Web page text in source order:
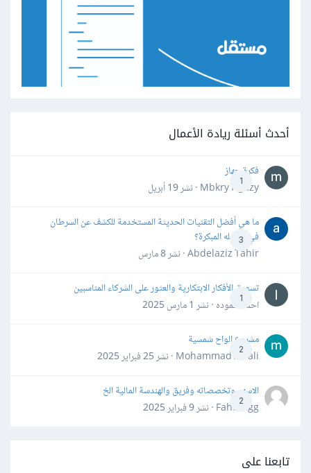
أحدث أسئلة ريادة الأعمال
1
فكرة جهاز
Mbkry Hgazy · نشر
19 أبريل
3
ما هي أفضل التقنيات الحديثة المستخدمة للكشف عن السرطان
في مراحله المبكرة؟
Abdelaziz Tahir · نشر
8 مارس
1
تسويق الأفكار الابتكارية والعثور على الشركاء المناسبين
احمد حموده · نشر 1 مارس 2025
2
مشروع الواح شمسية
Mohammad Awali · نشر
25 فبراير 2025
2
الاسهم وتخصصاته وفريق والهندسة المالية الخ
Fahd Ggg · نشر
9 فبراير 2025
تابعنا على